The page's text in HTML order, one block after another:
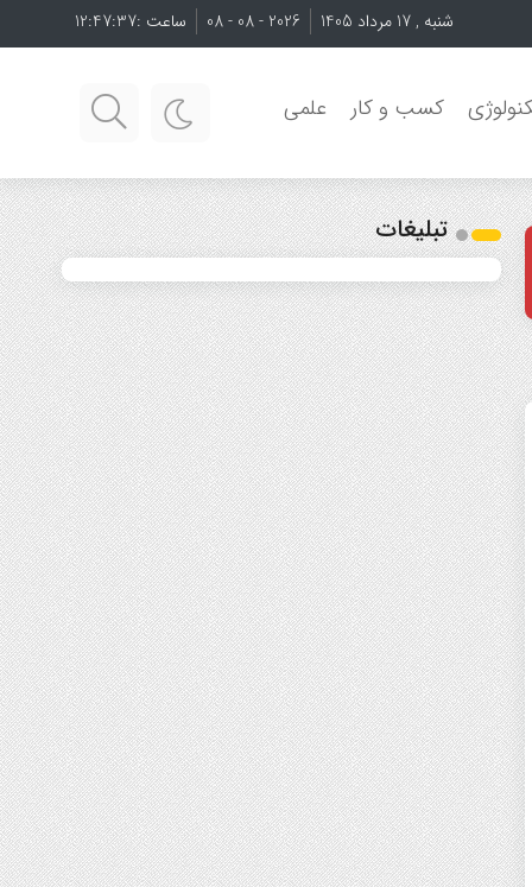
شنبه , 17 مرداد 1405 2026 - 08 - 08 ساعت :12:47:38
کسب و کار علمی
تبلیغات